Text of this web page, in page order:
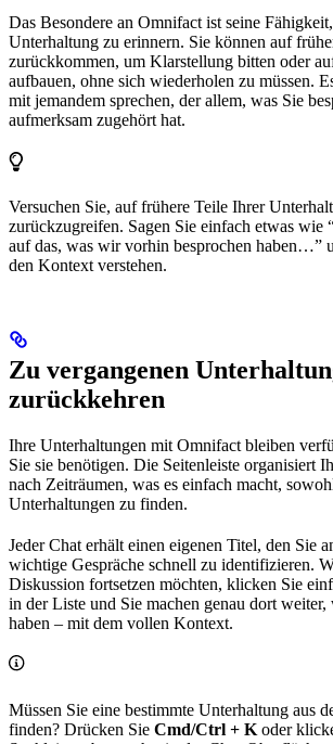
Das Besondere an Omnifact ist seine
Unterhaltung zu erinnern. Sie können auf
zurückkommen, um Klarstellung bitten oder
aufbauen, ohne sich wiederholen zu müssen.
mit jemandem sprechen, der allem, was Sie
aufmerksam zugehört hat.
Versuchen Sie, auf frühere Teile Ihrer
zurückzugreifen. Sagen Sie einfach etwas wie
auf das, was wir vorhin besprochen haben…”
den Kontext verstehen.
Zu vergangenen
zurückkehren
Ihre Unterhaltungen mit Omnifact bleiben
Sie sie benötigen. Die Seitenleiste organisiert
nach Zeiträumen, was es einfach macht,
Unterhaltungen zu finden.
Jeder Chat erhält einen eigenen Titel, den Sie
wichtige Gespräche schnell zu identifizieren.
Diskussion fortsetzen möchten, klicken Sie
in der Liste und Sie machen genau dort
haben – mit dem vollen Kontext.
Müssen Sie eine bestimmte Unterhaltung aus
finden? Drücken Sie Cmd/Ctrl + K oder